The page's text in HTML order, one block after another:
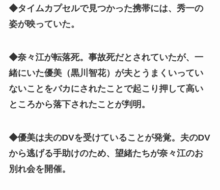
◆タイムカプセルで見つかった携帯には、秀一の
姿が映っていた。
◆奈々江が転落死。事故死だとされていたが、一
緒にいた優美（黒川智花）が夫とうまくいってい
ないことをバカにされたことで起こり押して高い
ところから落下されたことが判明。
◆優美は夫のDVを受けていることが発覚。夫のDV
から逃げる手助けのため、望緒たちが奈々江のお
別れ会を開催。